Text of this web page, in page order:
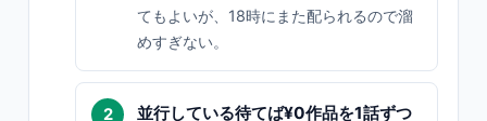
てもよいが、18時にまた配られるので溜
めすぎない。
並行している待てば¥0作品を1話ずつ